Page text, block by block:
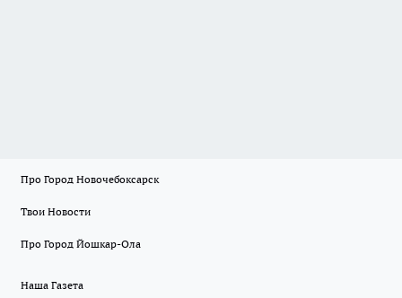
Про Город Новочебоксарск
Твои Новости
Про Город Йошкар-Ола
Наша Газета